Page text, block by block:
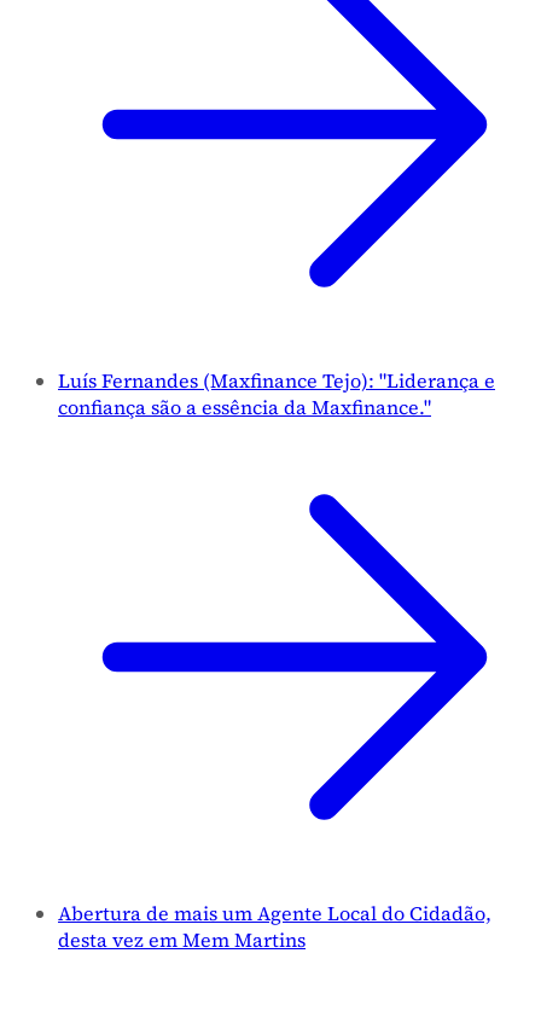
Luís Fernandes (Maxfinance Tejo): "Liderança e
confiança são a essência da Maxfinance."
Abertura de mais um Agente Local do Cidadão,
desta vez em Mem Martins